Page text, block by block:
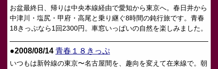
お盆最終日、帰りは中央本線経由で愛知から東京へ。春日井から
中津川・塩尻・甲府・高尾と乗り継ぐ8時間の鈍行旅です。青春
18きっぷなら1回2300円。車窓いっぱいの自然を楽しみました。
●2008/08/14 青春１８きっぷ
いつもは新幹線の東京〜名古屋間を、趣向を変えて在来線で。朝